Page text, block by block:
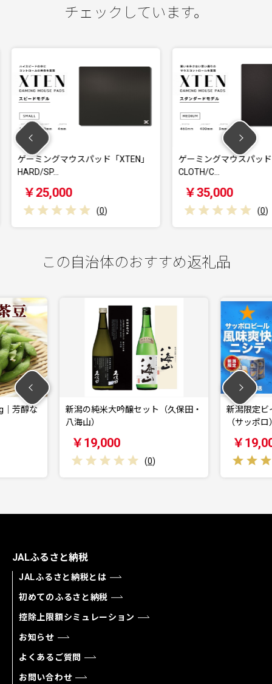
チェックしています。
ド「XTEN」
ゲーミングマウスパッド「XTEN」
ゲーミ
この自治体のおすすめ返礼品
セット（久保田・
新潟限定ビイル 風味爽快ニシテ
￥19,000
JALふるさと納税
JALふるさと納税とは
初めてのふるさと納税
控除上限額シミュレーション
お知らせ
よくあるご質問
お問い合わせ